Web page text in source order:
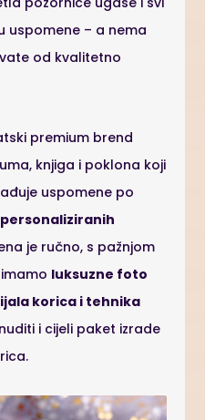
uspomene – a nema
od kvalitetno
premium brend
knjiga i poklona koji
uspomene po
personaliziranih
je ručno, s pažnjom
luksuzne foto
korica i tehnika
i cijeli paket izrade